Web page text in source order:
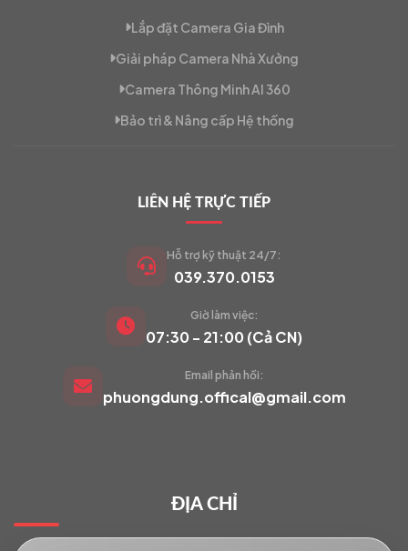
VIETCAM.VN
Đang trực tuyến
Lắp đặt Camera Gia Đình
Giải pháp Camera Nhà Xưởng
Camera Thông Minh AI 360
Bảo trì & Nâng cấp Hệ thống
LIÊN HỆ TRỰC TIẾP
Hỗ trợ kỹ thuật 24/7:
039.370.0153
Giờ làm việc:
07:30 - 21:00 (Cả CN)
Email phản hồi:
phuongdung.offical@gmail.com
ĐỊA CHỈ